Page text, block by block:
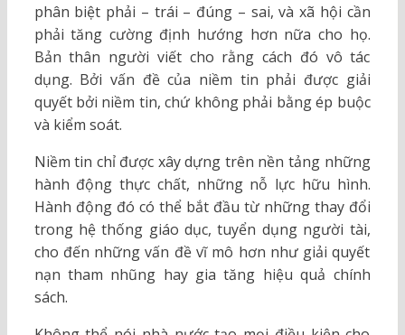
phân biệt phải – trái – đúng – sai, và xã hội cần
phải tăng cường định hướng hơn nữa cho họ.
Bản thân người viết cho rằng cách đó vô tác
dụng. Bởi vấn đề của niềm tin phải được giải
quyết bởi niềm tin, chứ không phải bằng ép buộc
và kiểm soát.
Niềm tin chỉ được xây dựng trên nền tảng những
hành động thực chất, những nỗ lực hữu hình.
Hành động đó có thể bắt đầu từ những thay đổi
trong hệ thống giáo dục, tuyển dụng người tài,
cho đến những vấn đề vĩ mô hơn như giải quyết
nạn tham nhũng hay gia tăng hiệu quả chính
sách.